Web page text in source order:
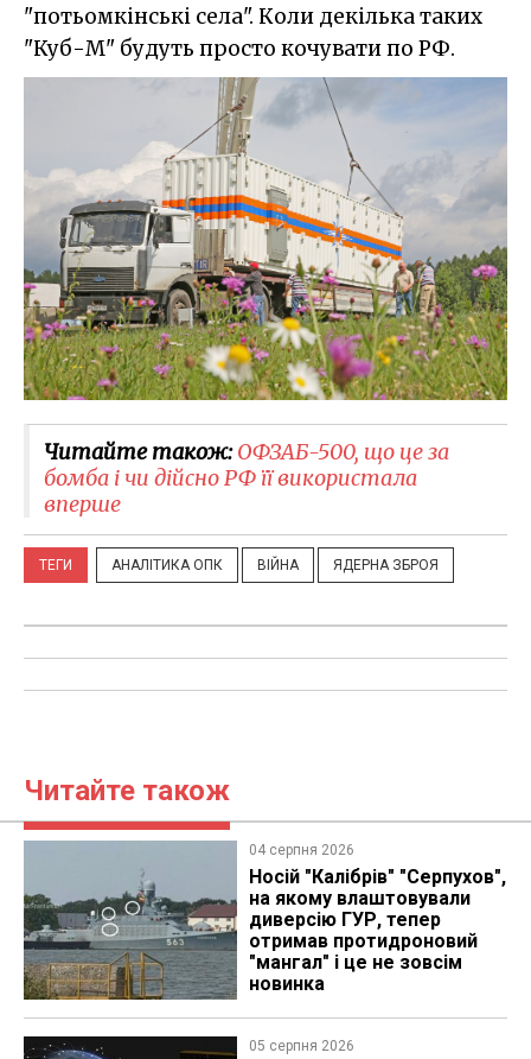
"потьомкінські села". Коли декілька таких
"Куб-М" будуть просто кочувати по РФ.
Читайте також:ОФЗАБ-500, що це за
бомба і чи дійсно РФ її використала
вперше
ТЕГИ АНАЛІТИКА ОПК ВІЙНА ЯДЕРНА ЗБРОЯ
Читайте також
04 серпня 2026
Носій "Калібрів" "Серпухов",
на якому влаштовували
диверсію ГУР, тепер
отримав протидроновий
"мангал" і це не зовсім
новинка
05 серпня 2026